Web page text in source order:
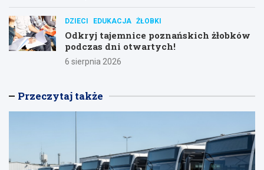
DZIECI EDUKACJA ŻŁOBKI
Odkryj tajemnice poznańskich żłobków
podczas dni otwartych!
6 sierpnia 2026
Przeczytaj także